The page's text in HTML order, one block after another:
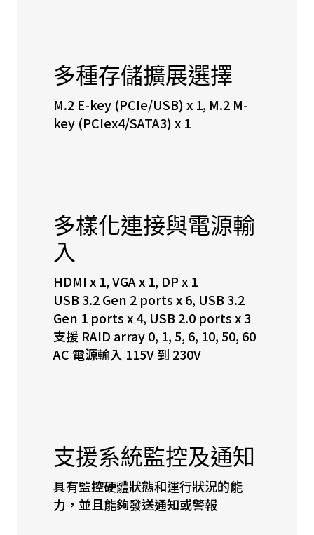
多種存儲擴展選擇
M.2 E-key (PCIe/USB) x 1, M.2 M-
key (PCIex4/SATA3) x 1
多樣化連接與電源輸
入
HDMI x 1, VGA x 1, DP x 1
USB 3.2 Gen 2 ports x 6, USB 3.2
Gen 1 ports x 4, USB 2.0 ports x 3
支援 RAID array 0, 1, 5, 6, 10, 50, 60
AC 電源輸入 115V 到 230V
支援系統監控及通知
具有監控硬體狀態和運行狀況的能
力，並且能夠發送通知或警報